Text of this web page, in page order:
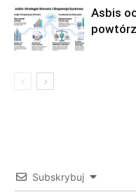
Asbis
Subskrybuj